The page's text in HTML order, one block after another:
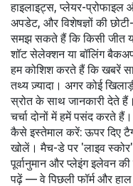
हाइलाइट्स, प्लेयर-
अपडेट, और विशेषज्ञों की
समझ सकते हैं कि किसी जीत
शॉट सेलेक्शन या बॉलिंग
हम कोशिश करते हैं कि खबरें
तथ्य ज़्यादा। अगर कोई
स्रोत के साथ जानकारी देते
चर्चा दोनों में हमें पसंद करते हैं।
कैसे इस्तेमाल करें: ऊपर दिए
खोलें। मैच-डे पर 'लाइव
पूर्वानुमान और प्लेइंग इलेवन
पढ़ें — वे पिछली फॉर्म और हाल